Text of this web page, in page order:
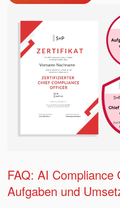
FAQ: AI Compliance
Aufgaben und